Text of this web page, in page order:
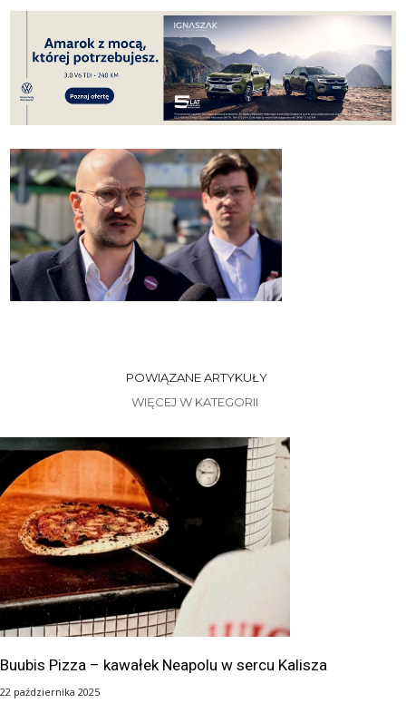
POWIĄZANE ARTYKUŁY
WIĘCEJ W KATEGORII
Buubis Pizza – kawałek Neapolu w sercu Kalisza
22 października 2025